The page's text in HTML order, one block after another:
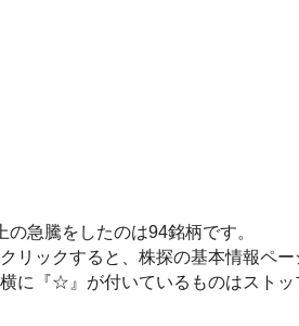
の急騰をしたのは94銘柄です。
リックすると、株探の基本情報ペー
に『☆』が付いているものはストッ